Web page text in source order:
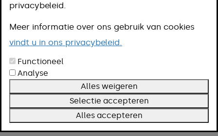
Omschrijving
Voorwaarden
Termijn
Een groot evenement trekt veel
mensen en kan overlast geven. Voor
het organiseren heeft u een
privacybeleid.
Meer informatie over ons gebruik van cookies
vindt u in ons privacybeleid.
Functioneel
Analyse
Alles weigeren
Selectie accepteren
Alles accepteren